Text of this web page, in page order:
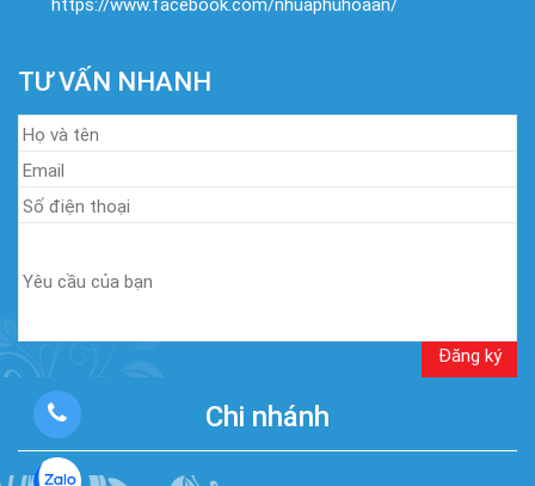
https://www.facebook.com/nhuaphuhoaan/
TƯ VẤN NHANH
Chi nhánh